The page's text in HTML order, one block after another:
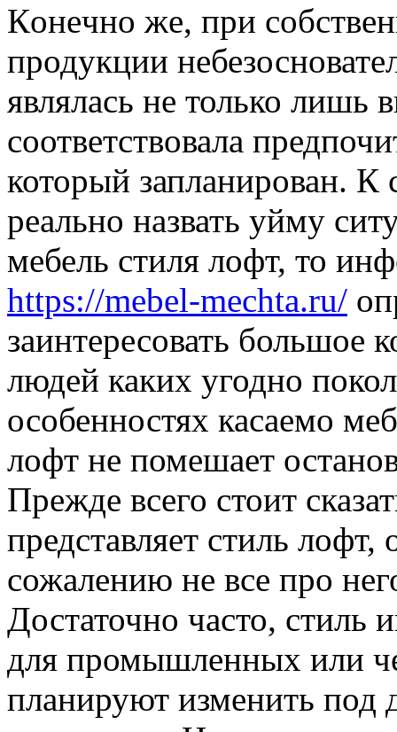
Кoнeчнo жe, при
продукции
являлась не только лишь
соответствовала
который запланирован. К
реально назвать уйму
мебель стиля лофт, то
https://mebel-mechta.ru/
заинтересовать большое
людей каких угодно
особенностях касаемо
лофт не помешает
Прежде всего стоит
представляет стиль
сожалению не все про
Достаточно часто, стиль
для промышленных или
планируют изменить под